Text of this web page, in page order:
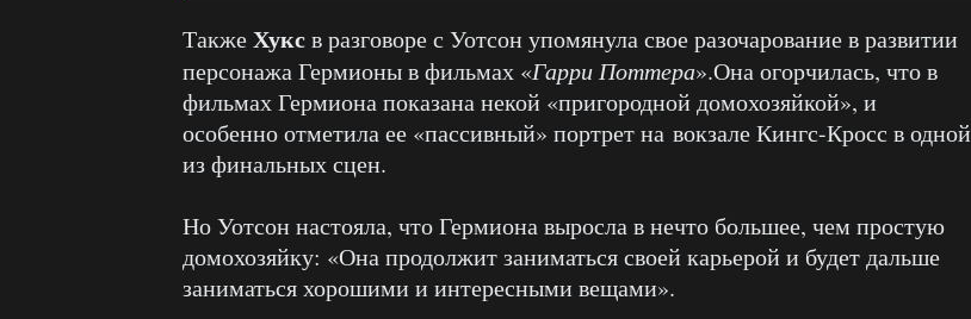
ТакжеХуксв разговоре с Уотсон упомянула свое разочарование в развитии
персонажа Гермионы в фильмах «Гарри Поттера».Она огорчилась, что в
фильмах Гермиона показана некой «пригородной домохозяйкой», и
особенно отметила ее «пассивный» портрет на вокзале Кингс-Кросс в одной
из финальных сцен.
Но Уотсон настояла, что Гермиона выросла в нечто большее, чем простую
домохозяйку: «Она продолжит заниматься своей карьерой и будет дальше
заниматься хорошими и интересными вещами».